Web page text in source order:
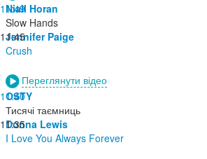
11:49
Niall Horan
Slow Hands
11:45
Jennifer Paige
Crush
Переглянути відео
11:40
OSTY
Тисячі таємниць
11:35
Donna Lewis
I Love You Always Forever